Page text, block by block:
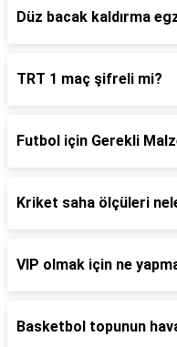
Düz bacak kaldırma
TRT 1 maç şifreli mi?
Futbol için Gerekli
Kriket saha ölçüleri
VIP olmak için ne
Basketbol topunun